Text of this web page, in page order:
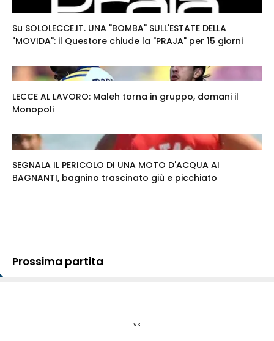
Su SOLOLECCE.IT. UNA "BOMBA" SULL'ESTATE DELLA
"MOVIDA": il Questore chiude la "PRAJA" per 15 giorni
LECCE AL LAVORO: Maleh torna in gruppo, domani il
Monopoli
SEGNALA IL PERICOLO DI UNA MOTO D'ACQUA AI
BAGNANTI, bagnino trascinato giù e picchiato
Prossima partita
vs